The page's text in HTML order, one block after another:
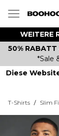
WEITERE
50% RABATT
*Sale
Diese
T-Shirts / Slim